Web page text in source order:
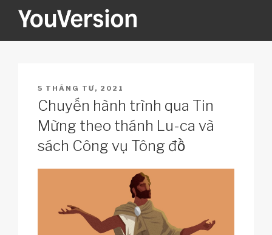
YOUVERSION
POSTED
ON
5 THÁNG TƯ, 2021
Chuyến hành trình qua Tin
Mừng theo thánh Lu-ca và
sách Công vụ Tông đồ